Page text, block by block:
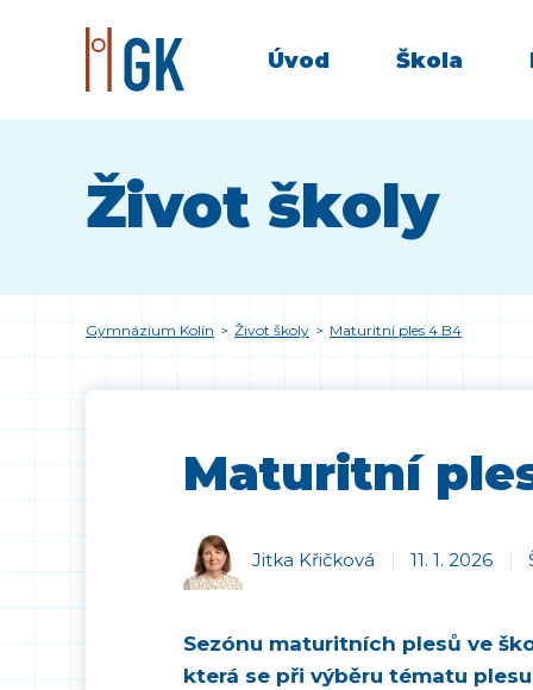
Úvod Škola
Život školy
Gymnázium Kolín > Život školy > Maturitní ples 4.B4
Maturitní
Jitka Křičková 11. 1. 2026
Sezónu maturitních plesů ve
která se při výběru tématu